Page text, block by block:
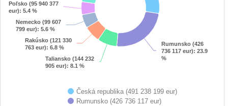
Rumunsko (426
736 117 eur): 23.9
%
Rumunsko (426
736 117 eur): 23.9
%
Taliansko (144 232
905 eur): 8.1 %
Taliansko (144 232
905 eur): 8.1 %
Rakúsko (121 330
763 eur): 6.8 %
Rakúsko (121 330
763 eur): 6.8 %
Nemecko (99 607
799 eur): 5.6 %
Nemecko (99 607
799 eur): 5.6 %
Poľsko (95 940 377
eur): 5.4 %
Poľsko (95 940 377
eur): 5.4 %
Česká republika (491 238 199 eur)
Rumunsko (426 736 117 eur)